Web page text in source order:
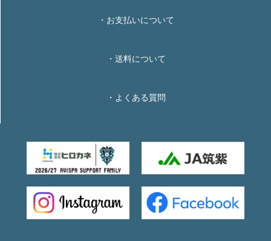
・お支払いについて
・送料について
・よくある質問